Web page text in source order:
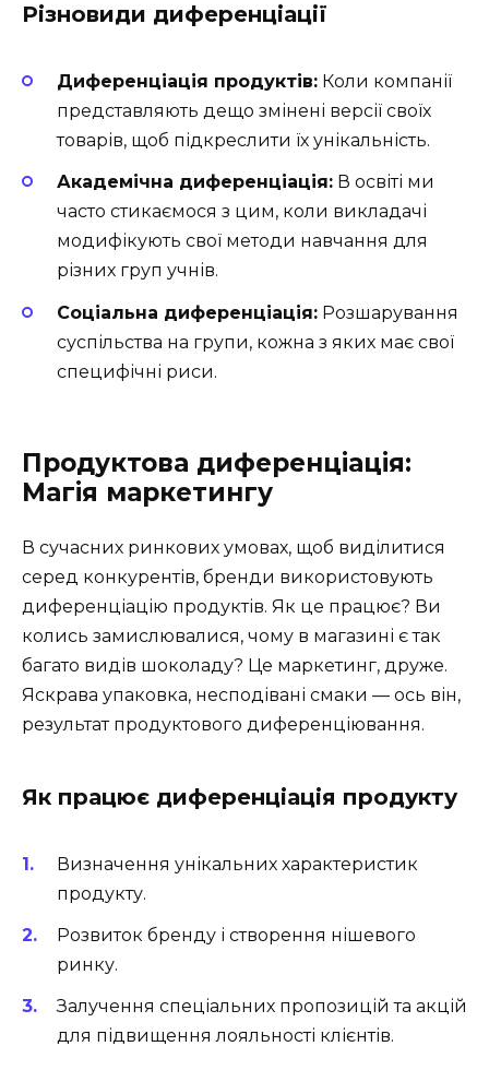
Різновиди диференціації
Диференціація продуктів: Коли компанії
представляють дещо змінені версії своїх
товарів, щоб підкреслити їх унікальність.
Академічна диференціація: В освіті ми
часто стикаємося з цим, коли викладачі
модифікують свої методи навчання для
різних груп учнів.
Соціальна диференціація: Розшарування
суспільства на групи, кожна з яких має свої
специфічні риси.
Продуктова диференціація:
Магія маркетингу
В сучасних ринкових умовах, щоб виділитися
серед конкурентів, бренди використовують
диференціацію продуктів. Як це працює? Ви
колись замислювалися, чому в магазині є так
багато видів шоколаду? Це маркетинг, друже.
Яскрава упаковка, несподівані смаки — ось він,
результат продуктового диференціювання.
Як працює диференціація продукту
Визначення унікальних характеристик
продукту.
Розвиток бренду і створення нішевого
ринку.
Залучення спеціальних пропозицій та акцій
для підвищення лояльності клієнтів.